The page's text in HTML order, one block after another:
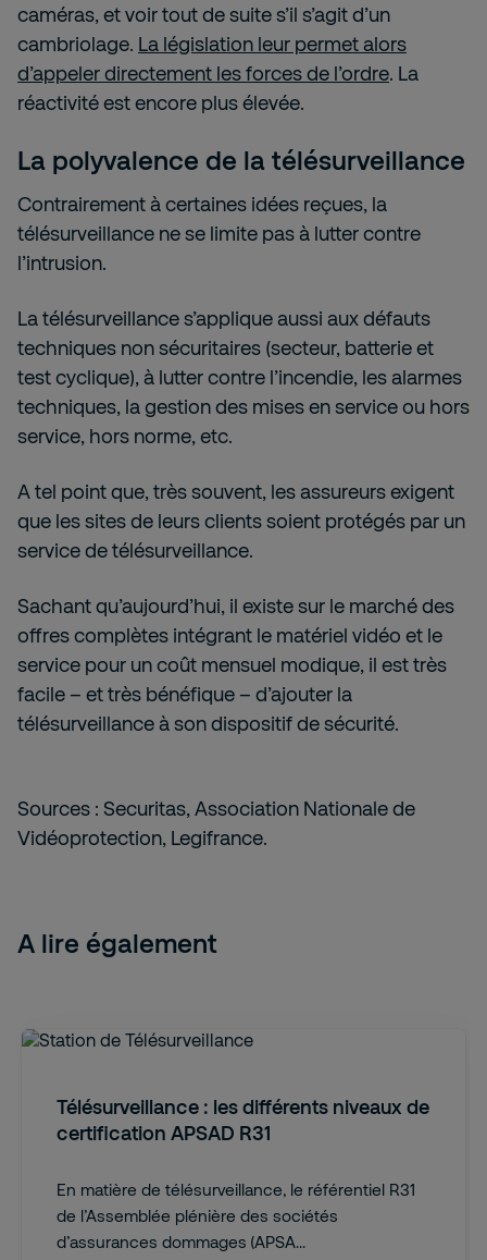
caméras, et voir tout de suite s’il s’agit d’un
cambriolage. La législation leur permet alors
d’appeler directement les forces de l’ordre. La
réactivité est encore plus élevée.
La polyvalence de la télésurveillance
Contrairement à certaines idées reçues, la
télésurveillance ne se limite pas à lutter contre
l’intrusion.
La télésurveillance s’applique aussi aux défauts
techniques non sécuritaires (secteur, batterie et
test cyclique), à lutter contre l’incendie, les alarmes
techniques, la gestion des mises en service ou hors
service, hors norme, etc.
A tel point que, très souvent, les assureurs exigent
que les sites de leurs clients soient protégés par un
service de télésurveillance.
Sachant qu’aujourd’hui, il existe sur le marché des
offres complètes intégrant le matériel vidéo et le
service pour un coût mensuel modique, il est très
facile – et très bénéfique – d’ajouter la
télésurveillance à son dispositif de sécurité.
Sources : Securitas, Association Nationale de
Vidéoprotection, Legifrance.
A lire également
Télésurveillance : les différents niveaux de
certification APSAD R31
En matière de télésurveillance, le référentiel R31
de l’Assemblée plénière des sociétés
d’assurances dommages (APSA...